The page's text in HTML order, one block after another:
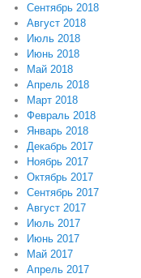
Сентябрь 2018
Август 2018
Июль 2018
Июнь 2018
Май 2018
Апрель 2018
Март 2018
Февраль 2018
Январь 2018
Декабрь 2017
Ноябрь 2017
Октябрь 2017
Сентябрь 2017
Август 2017
Июль 2017
Июнь 2017
Май 2017
Апрель 2017